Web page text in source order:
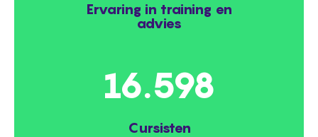
Ervaring in training en
advies
20.000
Cursisten